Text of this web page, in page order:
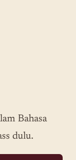
Bahasa
dulu.